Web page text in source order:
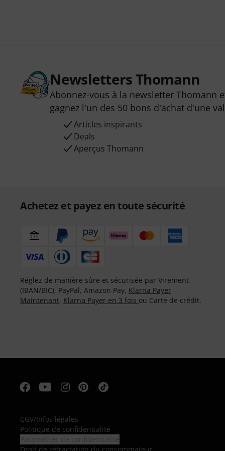
Newsletters Thomann
Abonnez-vous à la newsletter Thomann
gagnez l'un des 50 bons d'achat d'une
Articles inspirants
Deals
Aperçus Thomann
Achetez et payez en toute sécurité
Réglez de manière sûre et sécurisée par Virement
(IBAN/BIC), PayPal, Amazon Pay, Klarna Payer
Maintenant, Klarna Payer en 3 fois ou Carte de crédit.
CGV/Infos légales
Politique de confidentialité